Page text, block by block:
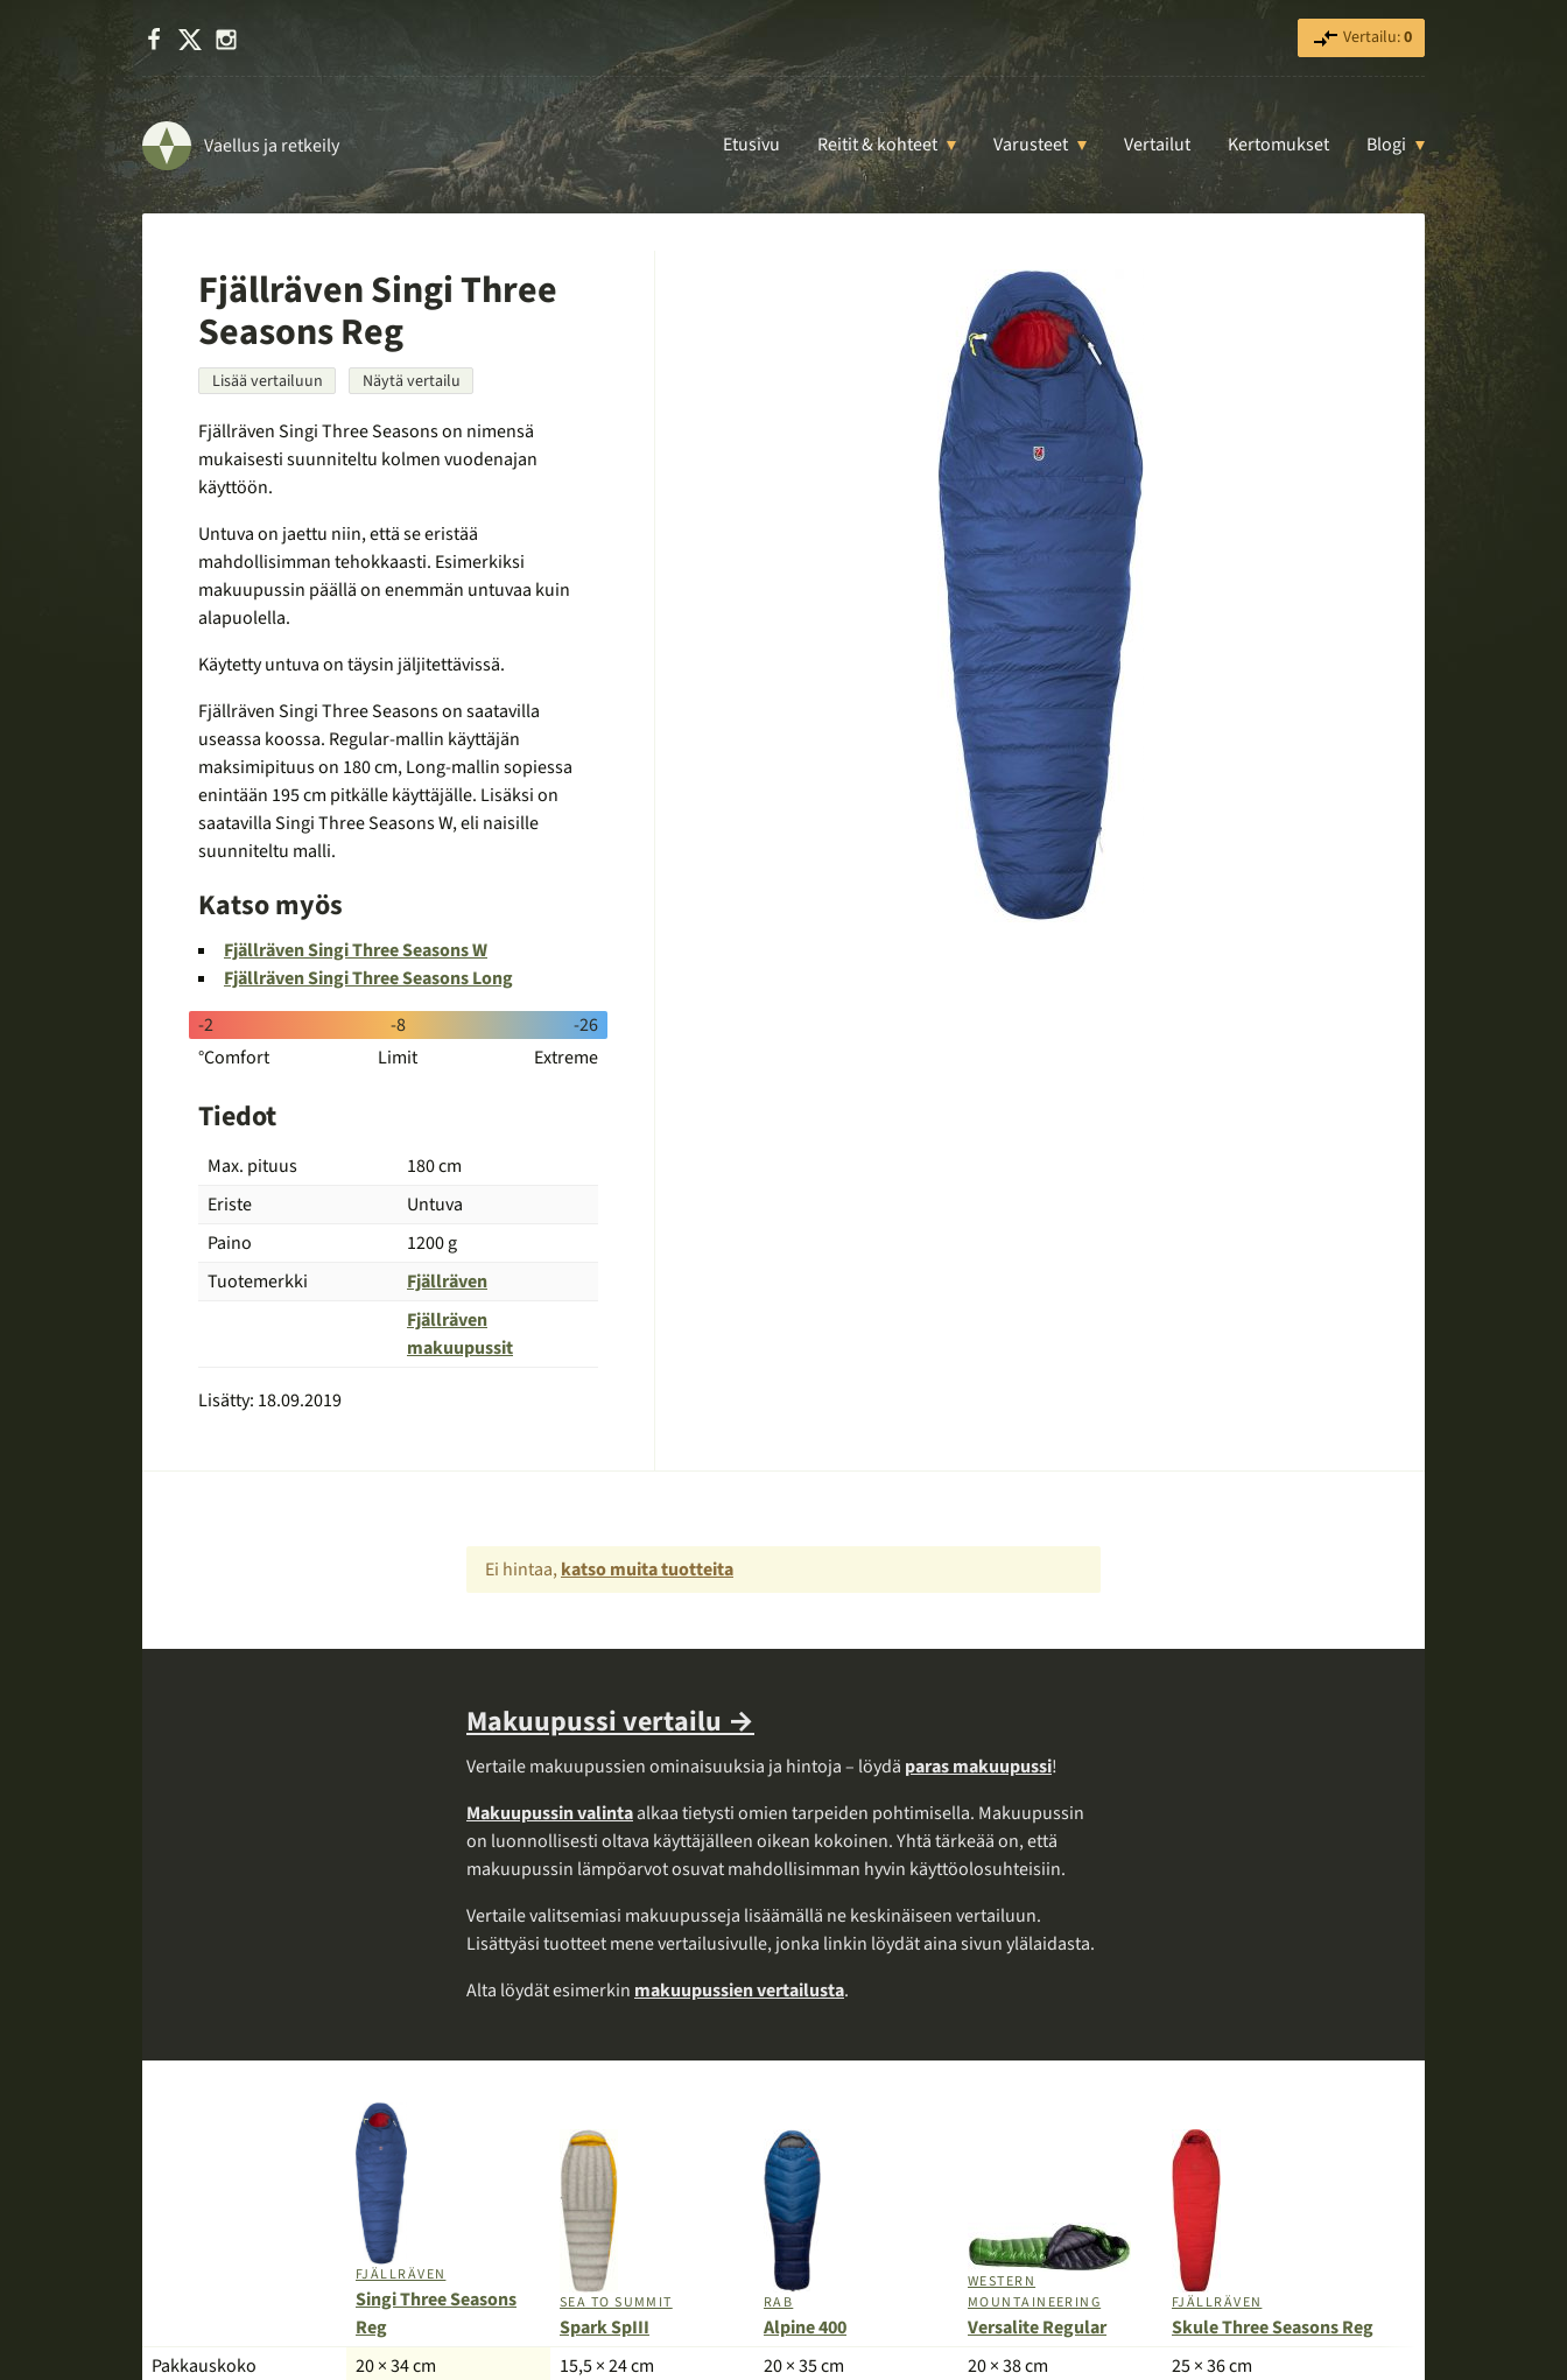
Facebook Vertailu:0
Vaellus ja retkeily Etusivu Reitit & kohteet Varusteet Vertailut Kertomukset Blogi
Fjällräven Singi Three
Seasons Reg
Lisää vertailuun Näytä vertailu
Fjällräven Singi Three Seasons on nimensä
mukaisesti suunniteltu kolmen vuodenajan
käyttöön.
Untuva on jaettu niin, että se eristää
mahdollisimman tehokkaasti. Esimerkiksi
makuupussin päällä on enemmän untuvaa kuin
alapuolella.
Käytetty untuva on täysin jäljitettävissä.
Fjällräven Singi Three Seasons on saatavilla
useassa koossa. Regular-mallin käyttäjän
maksimipituus on 180 cm, Long-mallin sopiessa
enintään 195 cm pitkälle käyttäjälle. Lisäksi on
saatavilla Singi Three Seasons W, eli naisille
suunniteltu malli.
Katso myös
Fjällräven Singi Three Seasons W
Fjällräven Singi Three Seasons Long
Lämpötila-
arvot
-2 -8
-26
°Comfort
Limit Extreme
Tiedot
Max. pituus
180 cm
Eriste
Untuva
Paino
1200 g
Tuotemerkki
Fjällräven
Fjällräven
makuupussit
Lisätty: 18.09.2019
Ei hintaa, katso muita tuotteita
Makuupussi vertailu →
Vertaile makuupussien ominaisuuksia ja hintoja – löydä paras makuupussi!
Makuupussin valintaalkaa tietysti omien tarpeiden pohtimisella. Makuupussin
on luonnollisesti oltava käyttäjälleen oikean kokoinen. Yhtä tärkeää on, että
makuupussin lämpöarvot osuvat mahdollisimman hyvin käyttöolosuhteisiin.
Vertaile valitsemiasi makuupusseja lisäämällä ne keskinäiseen vertailuun.
Lisättyäsi tuotteet mene vertailusivulle, jonka linkin löydät aina sivun ylälaidasta.
Alta löydät esimerkin makuupussien vertailusta.
Tuote
FJÄLLRÄVEN
Singi Three Seasons
Reg
SEA TO SUMMIT
Spark SpIII
RAB
Alpine 400
WESTERN
MOUNTAINEERING
Versalite Regular
FJÄLLRÄVEN
Skule Three Seasons Reg
Pakkauskoko
20 × 34 cm 15,5 × 24 cm 20 × 35 cm 20 × 38 cm
25 × 36 cm